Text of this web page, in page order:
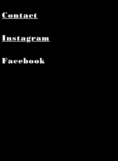
Contact
Instagram
Facebook